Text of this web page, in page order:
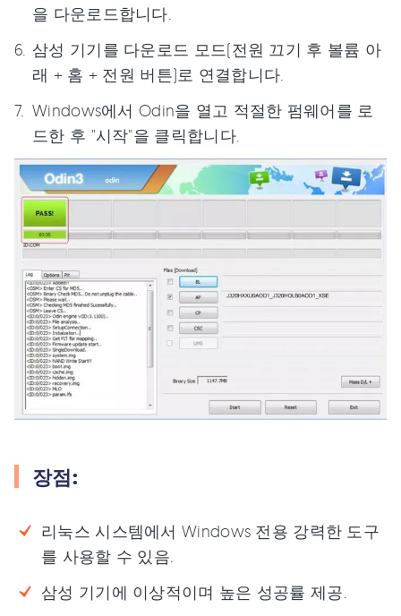
을 다운로드합니다.
삼성 기기를 다운로드 모드(전원 끄기 후 볼륨 아
래 + 홈 + 전원 버튼)로 연결합니다.
Windows에서 Odin을 열고 적절한 펌웨어를 로
드한 후 "시작"을 클릭합니다.
장점:
리눅스 시스템에서 Windows 전용 강력한 도구
를 사용할 수 있음.
삼성 기기에 이상적이며 높은 성공률 제공.